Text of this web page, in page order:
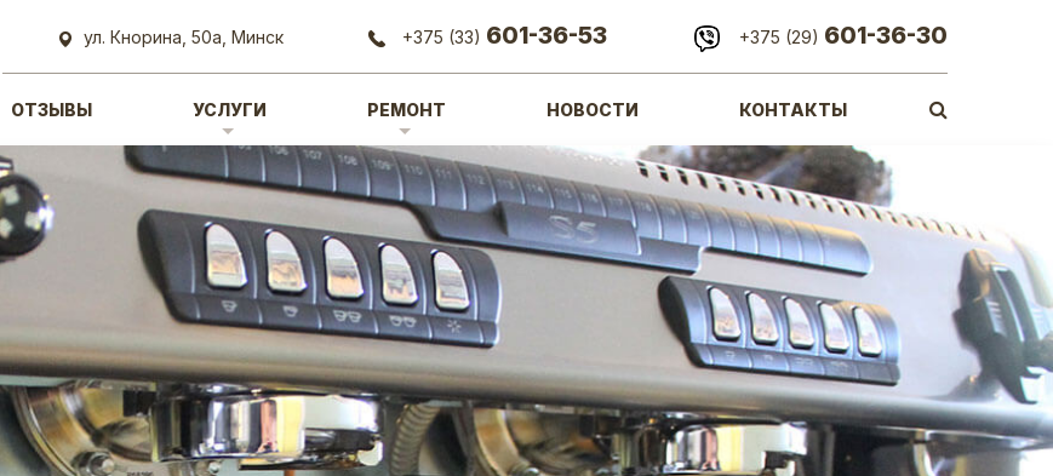
ул. Кнорина, 50а, Минск +375 (33) 601-36-53 +375 (29) 601-36-30
ОТЗЫВЫ УСЛУГИ РЕМОНТ НОВОСТИ КОНТАКТЫ